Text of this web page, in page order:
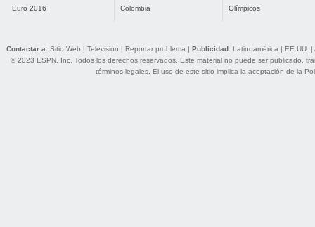
Euro 2016
Colombia
Olímpicos
Contactar a: Sitio Web | Televisión | Reportar problema | Publicidad: Latinoamérica | EE.UU. |
© 2023 ESPN, Inc. Todos los derechos reservados. Este material no puede ser publicado,
términos legales. El uso de este sitio implica la aceptación de la